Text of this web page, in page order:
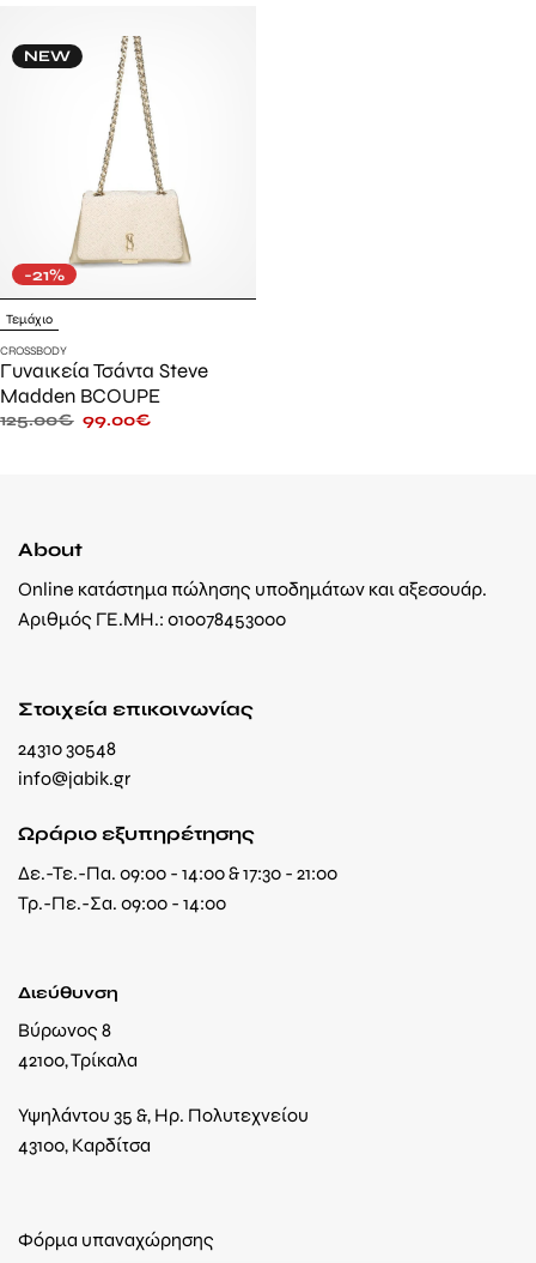
NEW
-21%
Τεμάχιο
CROSSBODY
Γυναικεία Τσάντα Steve
Madden BCOUPE
125.00€ 99.00€
About
Online κατάστημα πώλησης υποδημάτων και αξεσουάρ.
Αριθμός ΓΕ.ΜΗ.: 010078453000
Στοιχεία επικοινωνίας
24310 30548
info@jabik.gr
Ωράριο εξυπηρέτησης
Δε.-Τε.-Πα. 09:00 - 14:00 & 17:30 - 21:00
Τρ.-Πε.-Σα. 09:00 - 14:00
Διεύθυνση
Βύρωνος 8
42100, Τρίκαλα
Υψηλάντου 35 &, Ηρ. Πολυτεχνείου
43100, Καρδίτσα
Φόρμα υπαναχώρησης